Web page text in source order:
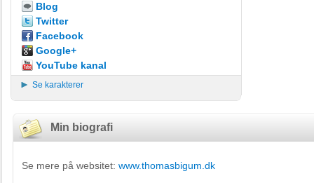
Blog
Twitter
Facebook
Google+
YouTube kanal
Se karakterer
Min biografi
Se mere på websitet: www.thomasbigum.dk